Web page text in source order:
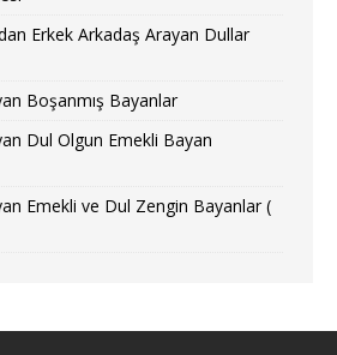
Erkek Arkadaş Arayan Dullar
Boşanmış Bayanlar
Dul Olgun Emekli Bayan
Emekli ve Dul Zengin Bayanlar (